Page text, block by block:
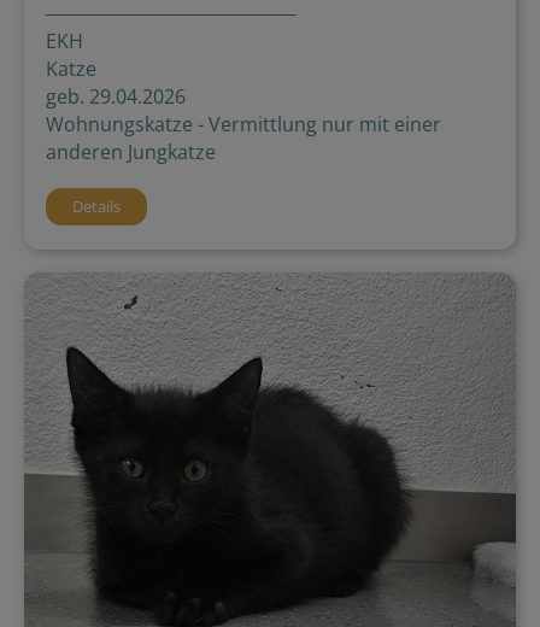
EKH
Katze
geb. 29.04.2026
Wohnungskatze - Vermittlung nur mit einer
anderen Jungkatze
Details